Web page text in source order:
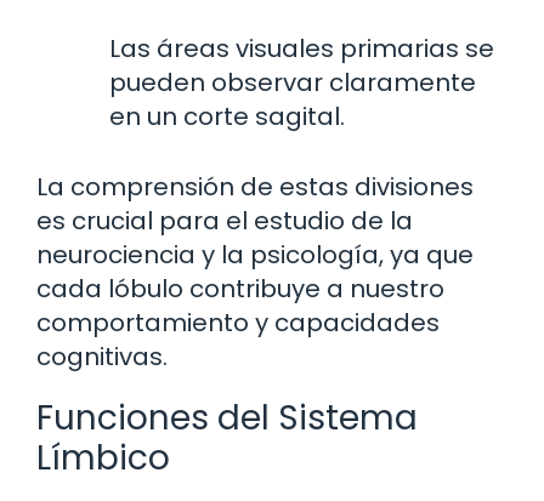
Las áreas visuales primarias se
pueden observar claramente
en un corte sagital.
La comprensión de estas divisiones
es crucial para el estudio de la
neurociencia y la psicología, ya que
cada lóbulo contribuye a nuestro
comportamiento y capacidades
cognitivas.
Funciones del Sistema
Límbico